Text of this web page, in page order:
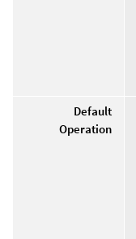
Default
Operation